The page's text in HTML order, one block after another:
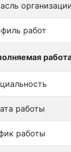
работ
работы
работы